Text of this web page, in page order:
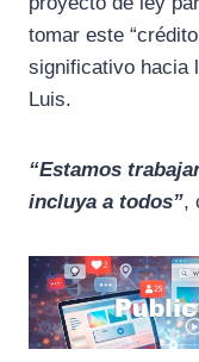
tomar este
significativo hacia
Luis.
“Estamos
incluya a todos”,